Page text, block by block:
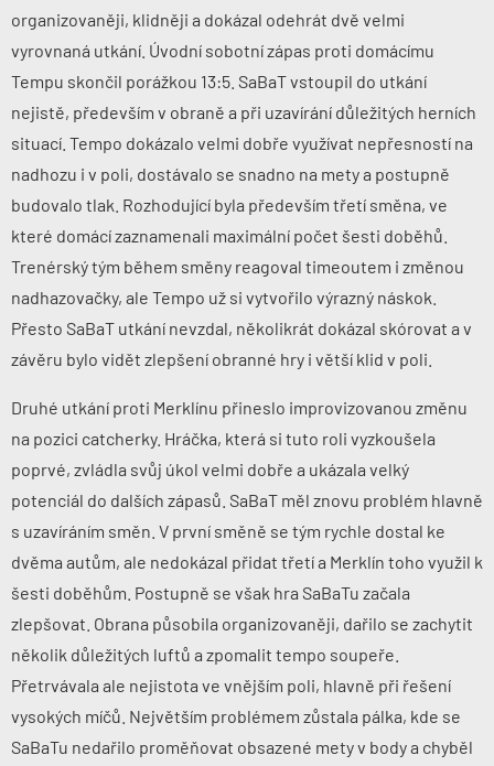
organizovaněji, klidněji a dokázal odehrát dvě velmi
vyrovnaná utkání. Úvodní sobotní zápas proti domácímu
Tempu skončil porážkou 13:5. SaBaT vstoupil do utkání
nejistě, především v obraně a při uzavírání důležitých herních
situací. Tempo dokázalo velmi dobře využívat nepřesností na
nadhozu i v poli, dostávalo se snadno na mety a postupně
budovalo tlak. Rozhodující byla především třetí směna, ve
které domácí zaznamenali maximální počet šesti doběhů.
Trenérský tým během směny reagoval timeoutem i změnou
nadhazovačky, ale Tempo už si vytvořilo výrazný náskok.
Přesto SaBaT utkání nevzdal, několikrát dokázal skórovat a v
závěru bylo vidět zlepšení obranné hry i větší klid v poli.
Druhé utkání proti Merklínu přineslo improvizovanou změnu
na pozici catcherky. Hráčka, která si tuto roli vyzkoušela
poprvé, zvládla svůj úkol velmi dobře a ukázala velký
potenciál do dalších zápasů. SaBaT měl znovu problém hlavně
s uzavíráním směn. V první směně se tým rychle dostal ke
dvěma autům, ale nedokázal přidat třetí a Merklín toho využil k
šesti doběhům. Postupně se však hra SaBaTu začala
zlepšovat. Obrana působila organizovaněji, dařilo se zachytit
několik důležitých luftů a zpomalit tempo soupeře.
Přetrvávala ale nejistota ve vnějším poli, hlavně při řešení
vysokých míčů. Největším problémem zůstala pálka, kde se
SaBaTu nedařilo proměňovat obsazené mety v body a chyběl